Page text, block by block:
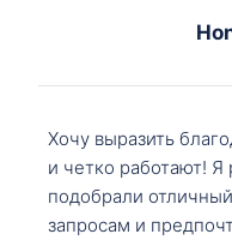
Хочу выразить
и четко работают! Я
подобрали
запросам и